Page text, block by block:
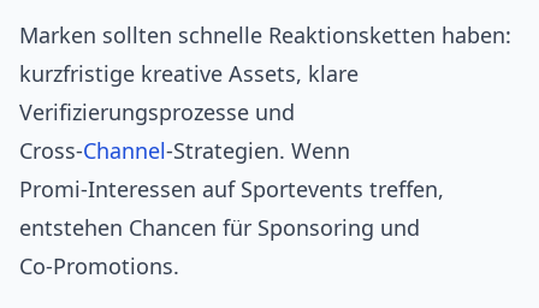
Marken sollten schnelle Reaktionsketten haben:
kurzfristige kreative Assets, klare
Verifizierungsprozesse und
Cross‑Channel‑Strategien. Wenn
Promi‑Interessen auf Sportevents treffen,
entstehen Chancen für Sponsoring und
Co‑Promotions.